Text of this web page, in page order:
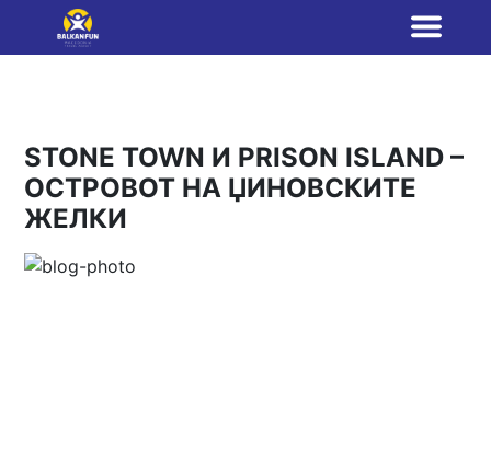
STONE TOWN И PRISON ISLAND –
ОСТРОВОТ НА ЏИНОВСКИТЕ
ЖЕЛКИ